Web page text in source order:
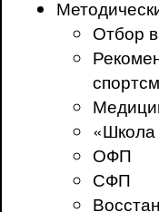
Отбор
ОФП
СФП